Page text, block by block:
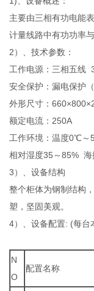
主要由三相有功电能
计量线路中有功功率
2）、技术参数：
工作电源：三相五线
安全保护：漏电保护
外形尺寸：
额定电流：250A
工作环境：温度0℃～
相对湿度35～85% 海
3）、设备结构
整个柜体为钢制结构
塑，坚固美观。
4）、设备配置: (每台
N
O
配置名称